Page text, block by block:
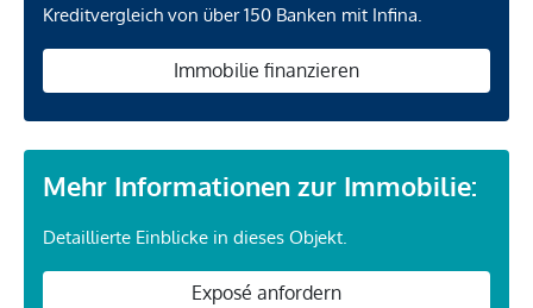
Kreditvergleich von über 150 Banken mit Infina.
Immobilie finanzieren
Mehr Informationen zur Immobilie:
Detaillierte Einblicke in dieses Objekt.
Exposé anfordern